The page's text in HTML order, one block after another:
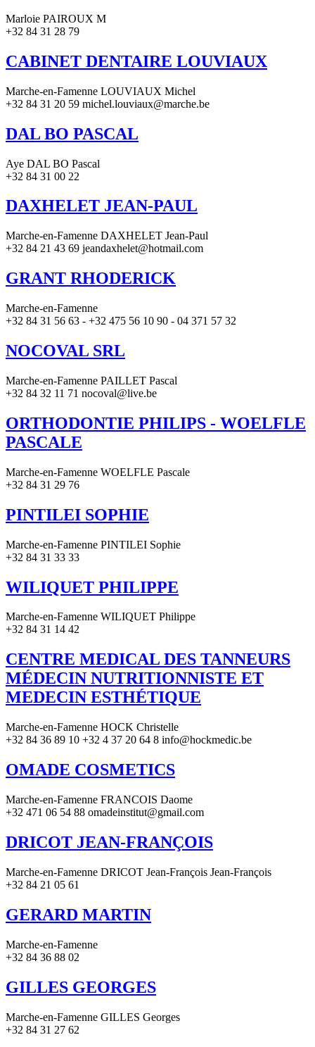
Marloie PAIROUX M
+32 84 31 28 79
CABINET DENTAIRE LOUVIAUX
Marche-en-Famenne LOUVIAUX Michel
+32 84 31 20 59 michel.louviaux@marche.be
DAL BO PASCAL
Aye DAL BO Pascal
+32 84 31 00 22
DAXHELET JEAN-PAUL
Marche-en-Famenne DAXHELET Jean-Paul
+32 84 21 43 69 jeandaxhelet@hotmail.com
GRANT RHODERICK
Marche-en-Famenne
+32 84 31 56 63 - +32 475 56 10 90 - 04 371 57 32
NOCOVAL SRL
Marche-en-Famenne PAILLET Pascal
+32 84 32 11 71 nocoval@live.be
ORTHODONTIE PHILIPS - WOELFLE
PASCALE
Marche-en-Famenne WOELFLE Pascale
+32 84 31 29 76
PINTILEI SOPHIE
Marche-en-Famenne PINTILEI Sophie
+32 84 31 33 33
WILIQUET PHILIPPE
Marche-en-Famenne WILIQUET Philippe
+32 84 31 14 42
CENTRE MEDICAL DES TANNEURS
MÉDECIN NUTRITIONNISTE ET
MEDECIN ESTHÉTIQUE
Marche-en-Famenne HOCK Christelle
+32 84 36 89 10 +32 4 37 20 64 8 info@hockmedic.be
OMADE COSMETICS
Marche-en-Famenne FRANCOIS Daome
+32 471 06 54 88 omadeinstitut@gmail.com
DRICOT JEAN-FRANÇOIS
Marche-en-Famenne DRICOT Jean-François Jean-François
+32 84 21 05 61
GERARD MARTIN
Marche-en-Famenne
+32 84 36 88 02
GILLES GEORGES
Marche-en-Famenne GILLES Georges
+32 84 31 27 62